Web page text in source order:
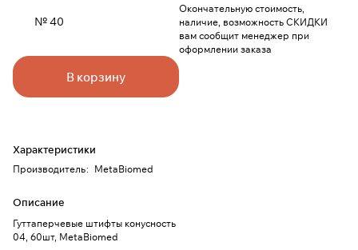
№ 40
В корзину
Характеристики
Производитель: MetaBiomed
Описание
Гуттаперчевые штифты конусность
04, 60шт, MetaBiomed
Окончательную стоимость,
наличие, возможность СКИДКИ
вам сообщит менеджер при
оформлении заказа